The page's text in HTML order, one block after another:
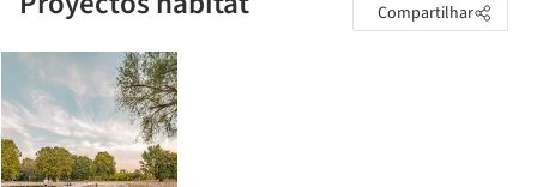
Compartilhar